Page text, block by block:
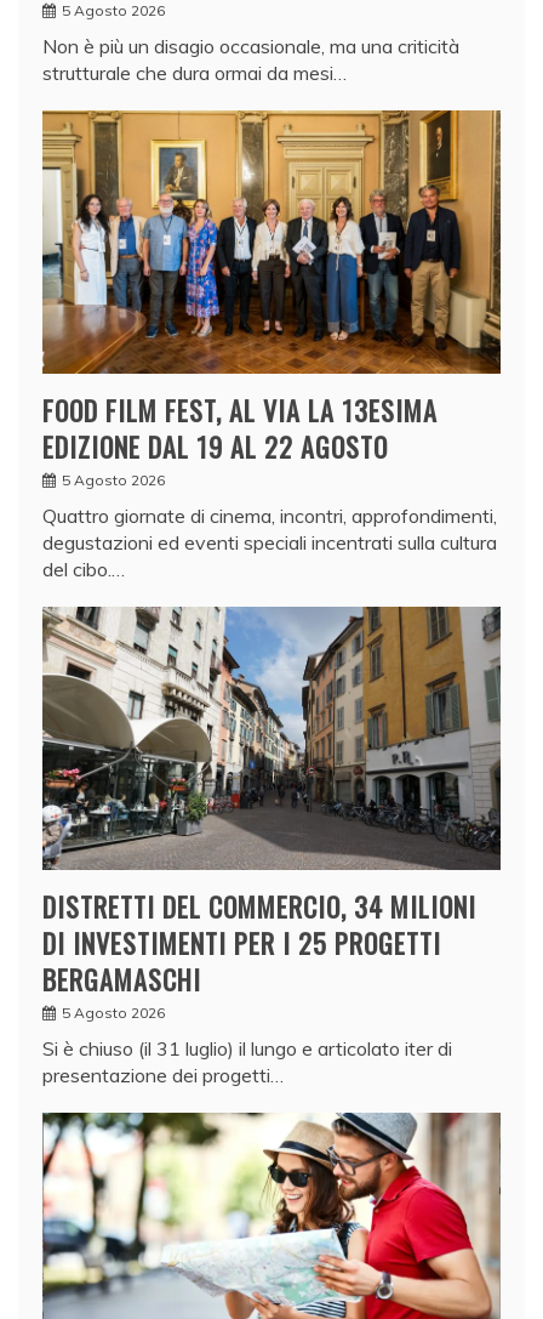
5 Agosto 2026
Non è più un disagio occasionale, ma una criticità
strutturale che dura ormai da mesi…
FOOD FILM FEST, AL VIA LA 13ESIMA
EDIZIONE DAL 19 AL 22 AGOSTO
5 Agosto 2026
Quattro giornate di cinema, incontri, approfondimenti,
degustazioni ed eventi speciali incentrati sulla cultura
del cibo.…
DISTRETTI DEL COMMERCIO, 34 MILIONI
DI INVESTIMENTI PER I 25 PROGETTI
BERGAMASCHI
5 Agosto 2026
Si è chiuso (il 31 luglio) il lungo e articolato iter di
presentazione dei progetti…